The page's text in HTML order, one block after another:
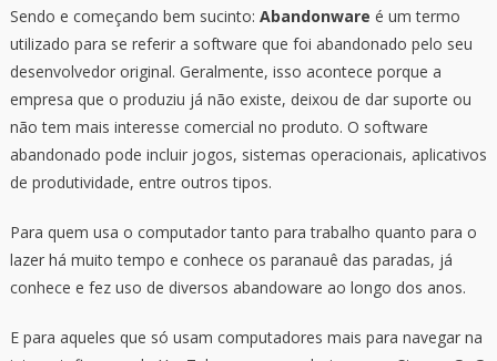
Sendo e começando bem sucinto: Abandonware é um termo
utilizado para se referir a software que foi abandonado pelo seu
desenvolvedor original. Geralmente, isso acontece porque a
empresa que o produziu já não existe, deixou de dar suporte ou
não tem mais interesse comercial no produto. O software
abandonado pode incluir jogos, sistemas operacionais, aplicativos
de produtividade, entre outros tipos.
Para quem usa o computador tanto para trabalho quanto para o
lazer há muito tempo e conhece os paranauê das paradas, já
conhece e fez uso de diversos abandoware ao longo dos anos.
E para aqueles que só usam computadores mais para navegar na